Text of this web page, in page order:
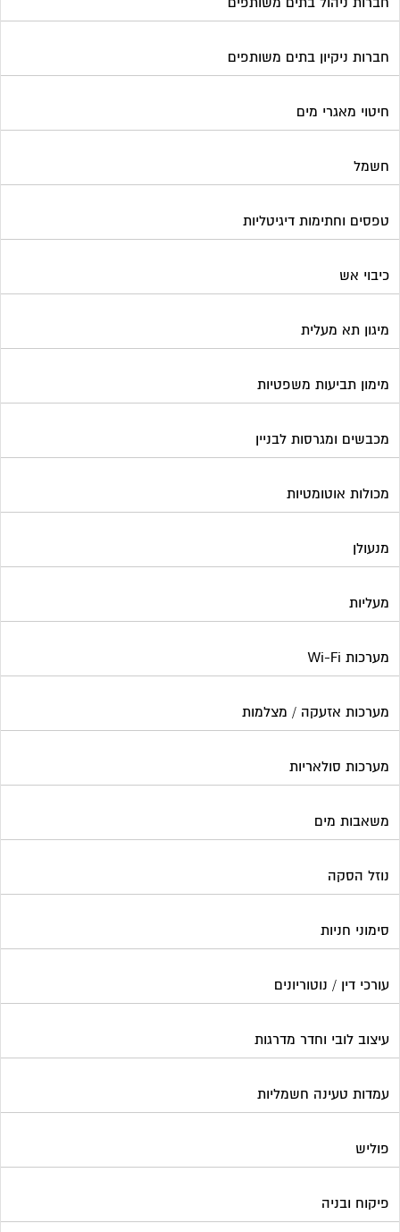
חברות ניקיון בתים משותפים
חיטוי מאגרי מים
חשמל
טפסים וחתימות דיגיטליות
כיבוי אש
מיגון תא מעלית
מימון תביעות משפטיות
מכבשים ומגרסות לבניין
מכולות אוטומטיות
מנעולן
מעליות
מערכות Wi-Fi
מערכות אזעקה / מצלמות
מערכות סולאריות
משאבות מים
נוזל הסקה
סימוני חניות
עורכי דין / נוטוריונים
עיצוב לובי וחדר מדרגות
עמדות טעינה חשמליות
פוליש
פיקוח ובניה